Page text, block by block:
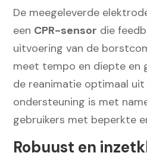
De meegeleverde
een CPR-sensor die
uitvoering van de
meet tempo en diepte en
de reanimatie optimaal uit
ondersteuning is met
gebruikers met beperkte
Robuust en